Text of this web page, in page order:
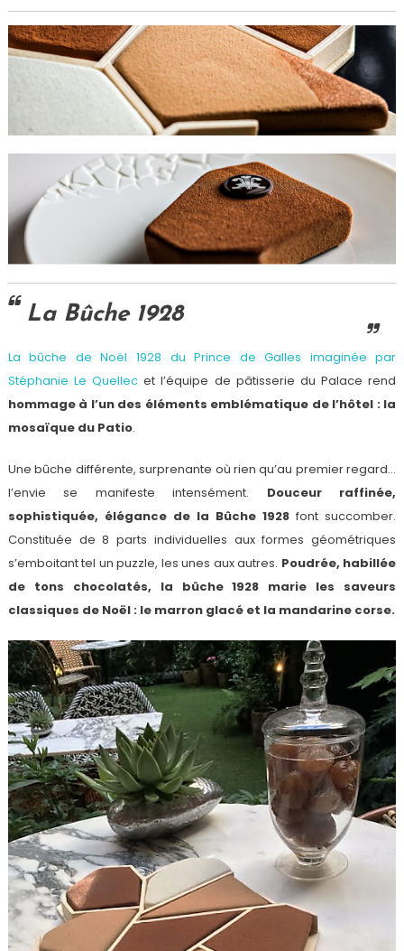
La Bûche 1928
La bûche de Noël 1928 du Prince de Galles imaginée par
Stéphanie Le Quellec et l’équipe de pâtisserie du Palace rend
hommage à l’un des éléments emblématique de l’hôtel : la
mosaïque du Patio.
Une bûche différente, surprenante où rien qu’au premier regard…
l’envie se manifeste intensément. Douceur raffinée,
sophistiquée, élégance de la Bûche 1928 font succomber.
Constituée de 8 parts individuelles aux formes géométriques
s’emboitant tel un puzzle, les unes aux autres. Poudrée, habillée
de tons chocolatés, la bûche 1928 marie les saveurs
classiques de Noël : le marron glacé et la mandarine corse.